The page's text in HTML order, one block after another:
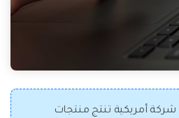
شركة أمريكية تنتج منتجات